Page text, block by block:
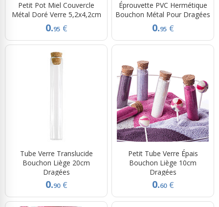
Petit Pot Miel Couvercle
Métal Doré Verre 5,2x4,2cm
0.95 €
Éprouvette PVC Hermétique
Bouchon Métal Pour Dragées
0.95 €
Tube Verre Translucide
Bouchon Liège 20cm
Dragées
0.90 €
Petit Tube Verre Épais
Bouchon Liège 10cm
Dragées
0.60 €